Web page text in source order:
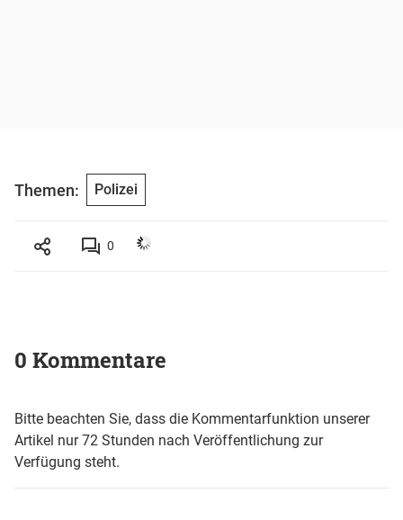
Themen: Polizei
0
0 Kommentare
Bitte beachten Sie, dass die Kommentarfunktion unserer
Artikel nur 72 Stunden nach Veröffentlichung zur
Verfügung steht.